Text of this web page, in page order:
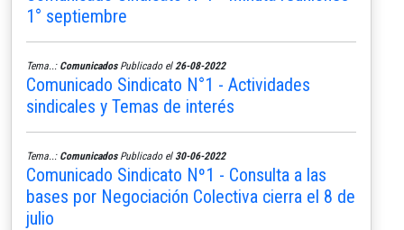
1° septiembre
Tema..: ComunicadosPublicado el 26-08-2022
Comunicado Sindicato N°1 - Actividades
sindicales y Temas de interés
Tema..: ComunicadosPublicado el 30-06-2022
Comunicado Sindicato Nº1 - Consulta a las
bases por Negociación Colectiva cierra el 8 de
julio